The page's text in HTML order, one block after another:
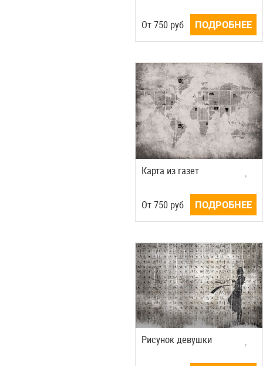
Oт750руб ПОДРОБНЕЕ
Карта из газет
Oт750руб ПОДРОБНЕЕ
Рисунок девушки